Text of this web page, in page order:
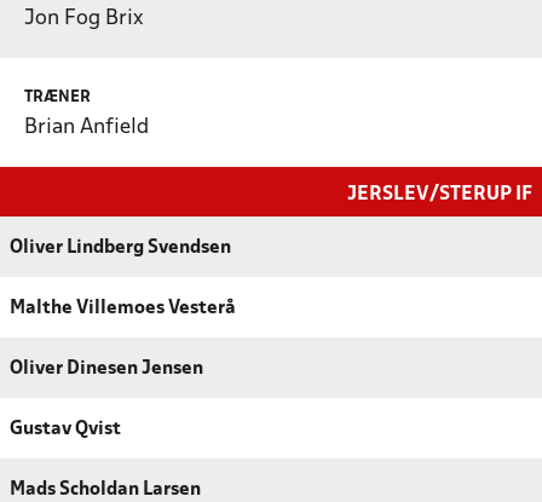
Jon Fog Brix
TRÆNER
Brian Anfield
JERSLEV/STERUP IF
Oliver Lindberg Svendsen
Malthe Villemoes Vesterå
Oliver Dinesen Jensen
Gustav Qvist
Mads Scholdan Larsen